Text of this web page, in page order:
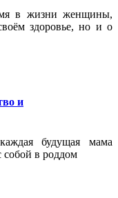
в жизни женщины,
здоровье, но и о
и
будущая мама
собой в роддом